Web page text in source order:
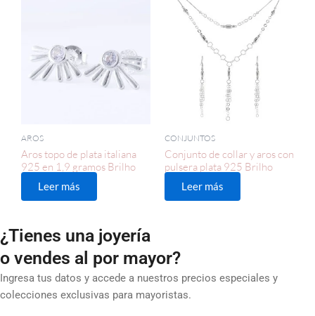
AROS
Aros topo de plata italiana
925 en 1,9 gramos Brilho
Leer más
CONJUNTOS
Conjunto de collar y aros con
pulsera plata 925 Brilho
Leer más
¿Tienes una joyería
o vendes al por mayor?
Ingresa tus datos y accede a nuestros precios especiales y
colecciones exclusivas para mayoristas.